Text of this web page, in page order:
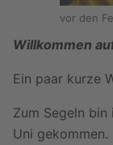
vor den
Willkommen
Ein paar kurze
Zum Segeln
Uni